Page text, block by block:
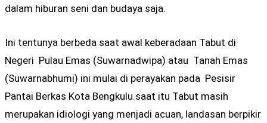
dalam hiburan seni dan budaya saja.
Ini tentunya berbeda saat awal keberadaan Tabut di
Negeri Pulau Emas (Suwarnadwipa) atau Tanah Emas
(Suwarnabhumi) ini mulai di perayakan pada Pesisir
Pantai Berkas Kota Bengkulu.saat itu Tabut masih
merupakan idiologi yang menjadi acuan, landasan berpikir